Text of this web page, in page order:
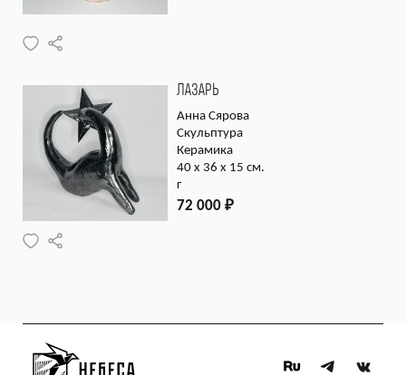
ЛАЗАРЬ
Анна Сярова
Скульптура
Керамика
40 х 36 х 15 см.
г
72 000 ₽